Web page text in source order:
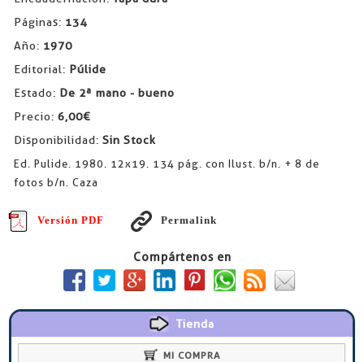
Páginas: 134
Año: 1970
Editorial: Púlide
Estado: De 2ª mano - bueno
Precio: 6,00€
Disponibilidad: Sin Stock
Ed. Pulide. 1980. 12x19. 134 pág. con Ilust. b/n. + 8 de
fotos b/n. Caza
Versión PDF Permalink
Compártenos en
Tienda
MI COMPRA